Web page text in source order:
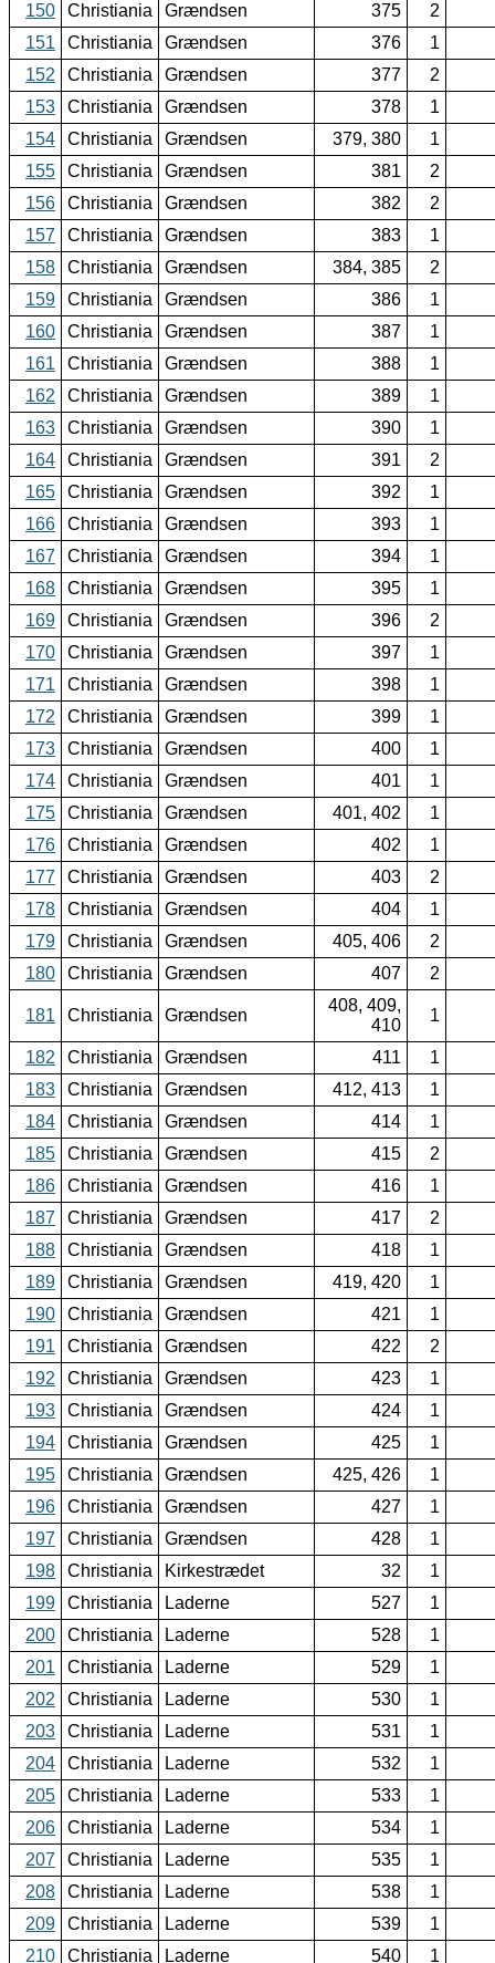
150
Christiania Grændsen 375
2
151
Christiania Grændsen 376
1
152
Christiania Grændsen 377
2
153
Christiania Grændsen 378
1
154
Christiania Grændsen 379, 380
1
155
Christiania Grændsen 381
2
156
Christiania Grændsen 382
2
157
Christiania Grændsen 383
1
158
Christiania Grændsen 384, 385
2
159
Christiania Grændsen 386
1
160
Christiania Grændsen 387
1
161
Christiania Grændsen 388
1
162
Christiania Grændsen 389
1
163
Christiania Grændsen 390
1
164
Christiania Grændsen 391
2
165
Christiania Grændsen 392
1
166
Christiania Grændsen 393
1
167
Christiania Grændsen 394
1
168
Christiania Grændsen 395
1
169
Christiania Grændsen 396
2
170
Christiania Grændsen 397
1
171
Christiania Grændsen 398
1
172
Christiania Grændsen 399
1
173
Christiania Grændsen 400
1
174
Christiania Grændsen 401
1
175
Christiania Grændsen 401, 402
1
176
Christiania Grændsen 402
1
177
Christiania Grændsen 403
2
178
Christiania Grændsen 404
1
179
Christiania Grændsen 405, 406
2
180
Christiania Grændsen 407 2
181 Christiania Grændsen
408, 409,
410
1
182 Christiania Grændsen 411
1
183
Christiania Grændsen 412, 413
1
184
Christiania Grændsen 414
1
185
Christiania Grændsen 415
2
186
Christiania Grændsen 416
1
187
Christiania Grændsen 417
2
188
Christiania Grændsen 418
1
189
Christiania Grændsen 419, 420
1
190
Christiania Grændsen 421
1
191
Christiania Grændsen 422
2
192
Christiania Grændsen 423
1
193
Christiania Grændsen 424
1
194
Christiania Grændsen 425
1
195
Christiania Grændsen 425, 426
1
196
Christiania Grændsen 427
1
197
Christiania Grændsen 428
1
198
Christiania Kirkestrædet 32
1
199
Christiania Laderne 527
1
200
Christiania Laderne 528
1
201
Christiania Laderne 529
1
202
Christiania Laderne 530
1
203
Christiania Laderne 531
1
204
Christiania Laderne 532
1
205
Christiania Laderne 533
1
206
Christiania Laderne 534
1
207
Christiania Laderne 535
1
208
Christiania Laderne 538
1
209
Christiania Laderne 539
1
210
Christiania Laderne 540 1